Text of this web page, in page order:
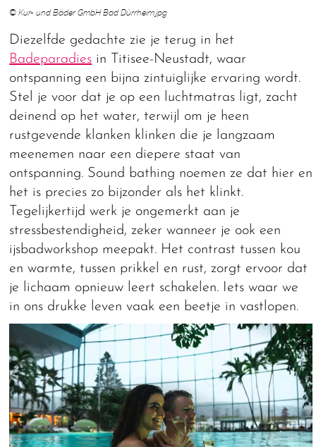
© Kur- und Bäder GmbH Bad Dürrheim.jpg
Diezelfde gedachte zie je terug in het
Badeparadies in Titisee-Neustadt, waar
ontspanning een bijna zintuiglijke ervaring wordt.
Stel je voor dat je op een luchtmatras ligt, zacht
deinend op het water, terwijl om je heen
rustgevende klanken klinken die je langzaam
meenemen naar een diepere staat van
ontspanning. Sound bathing noemen ze dat hier en
het is precies zo bijzonder als het klinkt.
Tegelijkertijd werk je ongemerkt aan je
stressbestendigheid, zeker wanneer je ook een
ijsbadworkshop meepakt. Het contrast tussen kou
en warmte, tussen prikkel en rust, zorgt ervoor dat
je lichaam opnieuw leert schakelen. Iets waar we
in ons drukke leven vaak een beetje in vastlopen.